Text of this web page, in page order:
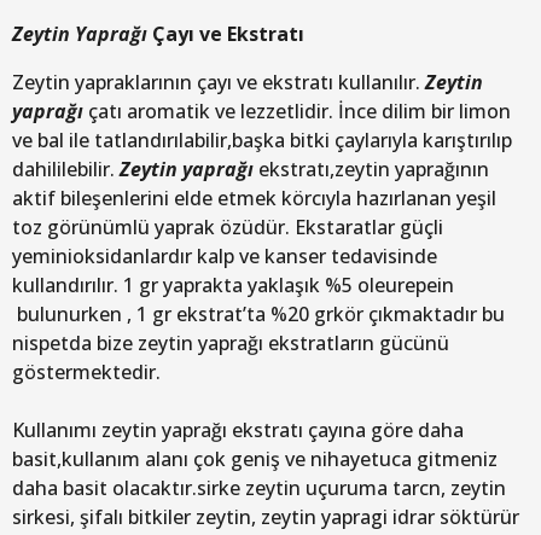
Zeytin Yaprağı Çayı ve Ekstratı
Zeytin yapraklarının çayı ve ekstratı kullanılır.Zeytin
yaprağı çatı aromatik ve lezzetlidir. İnce dilim bir limon
ve bal ile tatlandırılabilir,başka bitki çaylarıyla karıştırılıp
dahililebilir.Zeytin yaprağı ekstratı,zeytin yaprağının
aktif bileşenlerini elde etmek körcıyla hazırlanan yeşil
toz görünümlü yaprak özüdür. Ekstaratlar güçli
yeminioksidanlardır kalp ve kanser tedavisinde
kullandırılır. 1 gr yaprakta yaklaşık %5 oleurepein
bulunurken , 1 gr ekstrat’ta %20 grkör çıkmaktadır bu
nispetda bize zeytin yaprağı ekstratların gücünü
göstermektedir.
Kullanımı zeytin yaprağı ekstratı çayına göre daha
basit,kullanım alanı çok geniş ve nihayetuca gitmeniz
daha basit olacaktır.sirke zeytin uçuruma tarcn, zeytin
sirkesi, şifalı bitkiler zeytin, zeytin yapragi idrar söktürür